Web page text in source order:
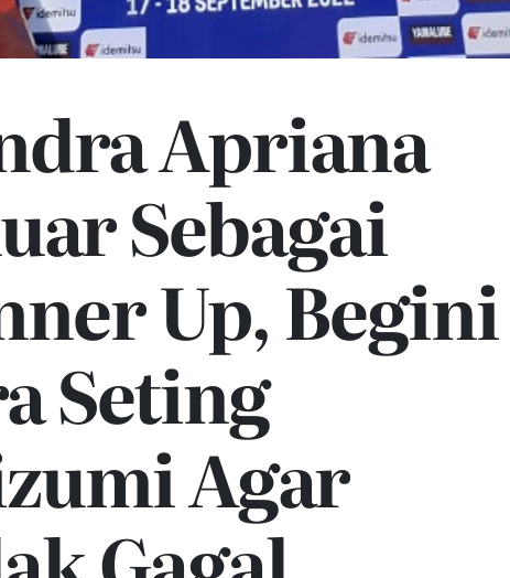
Apriana
Sebagai
Up, Begini
Seting
Agar